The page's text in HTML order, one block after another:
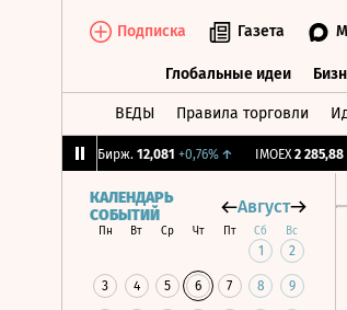
Подписка Газета
Глобальные идеи
ВЕДЫ Правила торговли
CNY Бирж. 12,081 +0,76%↑ IMOEX 2 285,88 -
КАЛЕНДАРЬ
СОБЫТИЙ
Август
Пн Вт Ср Чт Пт Сб Вс
1 2
3 4 5 6 7 8 9